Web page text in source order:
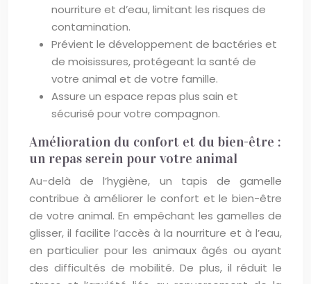
nourriture et d’eau, limitant les risques de
contamination.
Prévient le développement de bactéries et
de moisissures, protégeant la santé de
votre animal et de votre famille.
Assure un espace repas plus sain et
sécurisé pour votre compagnon.
Amélioration du confort et du bien-être :
un repas serein pour votre animal
Au-delà de l’hygiène, un tapis de gamelle
contribue à améliorer le confort et le bien-être
de votre animal. En empêchant les gamelles de
glisser, il facilite l’accès à la nourriture et à l’eau,
en particulier pour les animaux âgés ou ayant
des difficultés de mobilité. De plus, il réduit le